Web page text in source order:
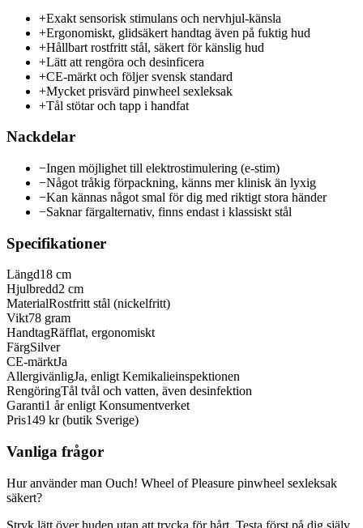
+Exakt sensorisk stimulans och nervhjul-känsla
+Ergonomiskt, glidsäkert handtag även på fuktig hud
+Hållbart rostfritt stål, säkert för känslig hud
+Lätt att rengöra och desinficera
+CE-märkt och följer svensk standard
+Mycket prisvärd pinwheel sexleksak
+Tål stötar och tapp i handfat
Nackdelar
−Ingen möjlighet till elektrostimulering (e-stim)
−Något tråkig förpackning, känns mer klinisk än lyxig
−Kan kännas något smal för dig med riktigt stora händer
−Saknar färgalternativ, finns endast i klassiskt stål
Specifikationer
Längd18 cm
Hjulbredd2 cm
MaterialRostfritt stål (nickelfritt)
Vikt78 gram
HandtagRäfflat, ergonomiskt
FärgSilver
CE-märktJa
AllergivänligJa, enligt Kemikalieinspektionen
RengöringTål tvål och vatten, även desinfektion
Garanti1 år enligt Konsumentverket
Pris149 kr (butik Sverige)
Vanliga frågor
Hur använder man Ouch! Wheel of Pleasure pinwheel sexleksak
säkert?
Stryk lätt över huden utan att trycka för hårt. Testa först på dig själv